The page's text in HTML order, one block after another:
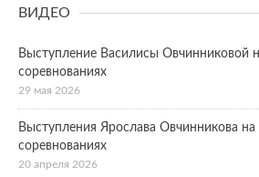
ВИДЕО
Выступление Василисы Овчинниковой
соревнованиях
29 мая 2026
Выступления Ярослава Овчинникова на
соревнованиях
20 апреля 2026